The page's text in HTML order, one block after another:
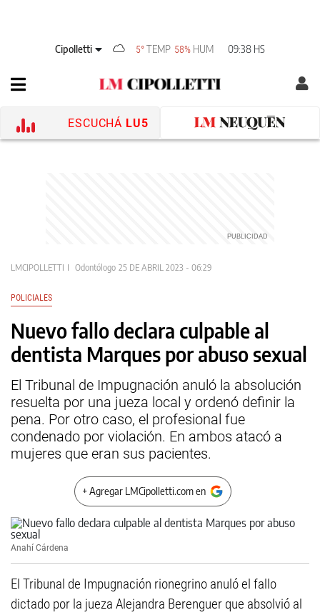
Cipolletti 5° TEMP 58% HUM 09:38 HS
ESCUCHÁ LU5
LMCIPOLLETTI Odontólogo 25 DE ABRIL 2023 - 06:29
POLICIALES
Nuevo fallo declara culpable al
dentista Marques por abuso sexual
El Tribunal de Impugnación anuló la absolución
resuelta por una jueza local y ordenó definir la
pena. Por otro caso, el profesional fue
condenado por violación. En ambos atacó a
mujeres que eran sus pacientes.
+ Agregar LMCipolletti.com en
Anahí Cárdena
El Tribunal de Impugnación rionegrino anuló el fallo
dictado por la jueza Alejandra Berenguer que absolvió al